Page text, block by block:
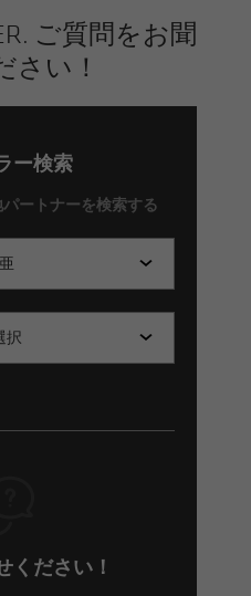
ご質問をお聞
さい！
ー検索
ートナーを検索する
択
ください！